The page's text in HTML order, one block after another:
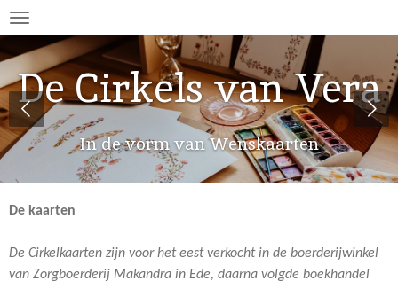
Ga
direct
naar
de
hoofdinhoud
De Cirkels van Vera
In de vorm van Wenskaarten
De kaarten
De Cirkelkaarten zijn voor het eest verkocht in de boerderijwinkel
van Zorgboerderij Makandra in Ede, daarna volgde boekhandel